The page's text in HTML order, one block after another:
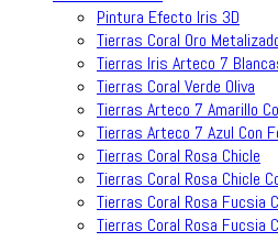
Pintura Efecto Iris 3D
Tierras Coral Oro
Tierras Iris Arteco 7
Tierras Coral Verde Oliva
Tierras Arteco 7 Amarillo
Tierras Arteco 7 Azul Con
Tierras Coral Rosa Chicle
Tierras Coral Rosa Chicle
Tierras Coral Rosa Fucsia
Tierras Coral Rosa Fucsia